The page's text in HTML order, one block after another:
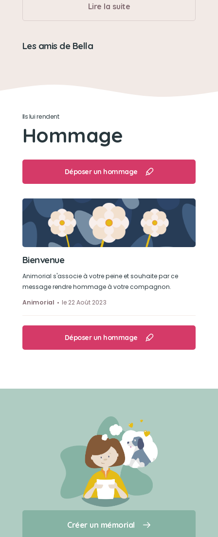
Créer un mémorial
Qui sommes-nous ?
chasseuse de compétition
Les siestes dans tous les lits de la maison et
Lire la suite
Les amis de Bella
Ils lui rendent
Hommage
Déposer un hommage
Bienvenue
Animorial s'associe à votre peine et souhaite par ce
message rendre hommage à votre compagnon.
Animorial
le 22 Août 2023
Déposer un hommage
Créer un mémorial